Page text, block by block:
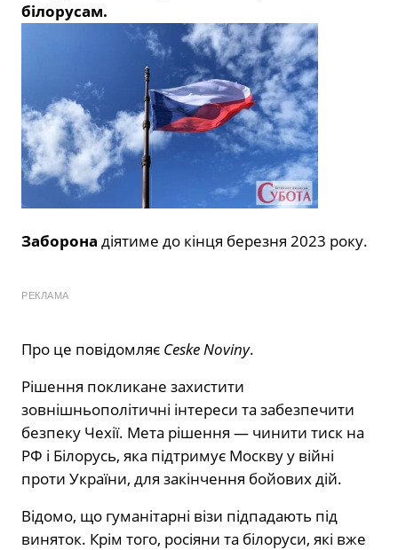
білорусам.
Заборона діятиме до кінця березня 2023 року.
РЕКЛАМА
Про це повідомляє Ceske Noviny.
Рішення покликане захистити
зовнішньополітичні інтереси та забезпечити
безпеку Чехії. Мета рішення — чинити тиск на
РФ і Білорусь, яка підтримує Москву у війні
проти України, для закінчення бойових дій.
Відомо, що гуманітарні візи підпадають під
виняток. Крім того, росіяни та білоруси, які вже